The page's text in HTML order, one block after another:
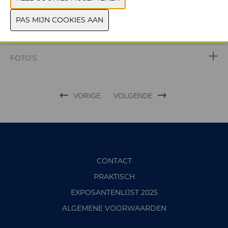
WEBSITE CATALOGUS
FOTO'S
VORIGE VOLGENDE
CONTACT
PRAKTISCH
EXPOSANTENLIJST 2025
ALGEMENE VOORWAARDEN